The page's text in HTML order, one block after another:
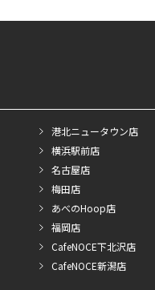
港北ニュータウン店
横浜駅前店
名古屋店
梅田店
あべのHoop店
福岡店
CafeNOCE下北沢店
CafeNOCE新潟店